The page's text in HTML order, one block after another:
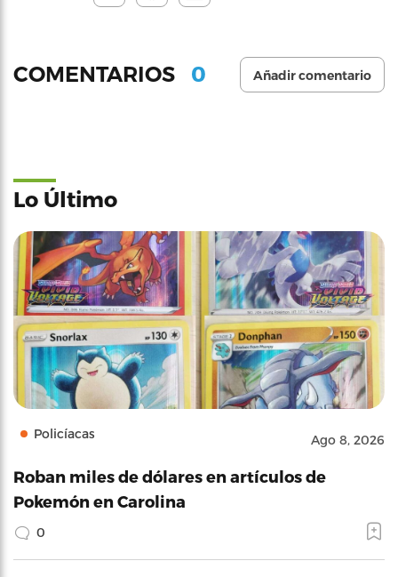
COMENTARIOS 0 Añadir comentario
Lo Último
Policíacas Ago 8, 2026
Roban miles de dólares en artículos de
Pokemón en Carolina
0